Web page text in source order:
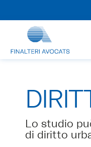
Lo studio
di diritto